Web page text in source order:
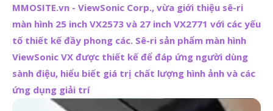
MMOSITE.vn - ViewSonic Corp., vừa giới thiệu sê-ri
màn hình 25 inch VX2573 và 27 inch VX2771 với các yếu
tố thiết kế đầy phong các. Sê-ri sản phẩm màn hình
ViewSonic VX được thiết kế để đáp ứng người dùng
sành điệu, hiểu biết giá trị chất lượng hình ảnh và các
ứng dụng giải trí